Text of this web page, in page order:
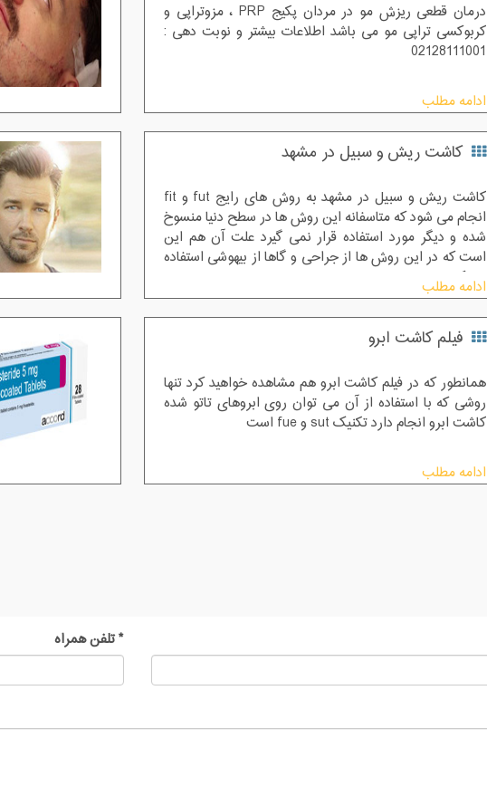
درمان قطعی ریزش مو در مردان پکیج PRP ، مزوتراپی و
کربوکسی تراپی مو می باشد اطلاعات بیشتر و نوبت دهی :
02128111001
ادامه مطلب
کاشت ریش و سبیل در مشهد
کاشت ریش و سبیل در مشهد به روش های رایج fut و fit
انجام می شود که متاسفانه این روش ها در سطح دنیا منسوخ
شده و دیگر مورد استفاده قرار نمی گیرد علت آن هم این
است که در این روش ها از جراحی و گاها از بیهوشی استفاده
می کنند
ادامه مطلب
فیلم کاشت ابرو
همانطور که در فیلم کاشت ابرو هم مشاهده خواهید کرد تنها
روشی که با استفاده از آن می توان روی ابروهای تاتو شده
کاشت ابرو انجام دارد تکنیک sut و fue است
ادامه مطلب
*تلفن همراه